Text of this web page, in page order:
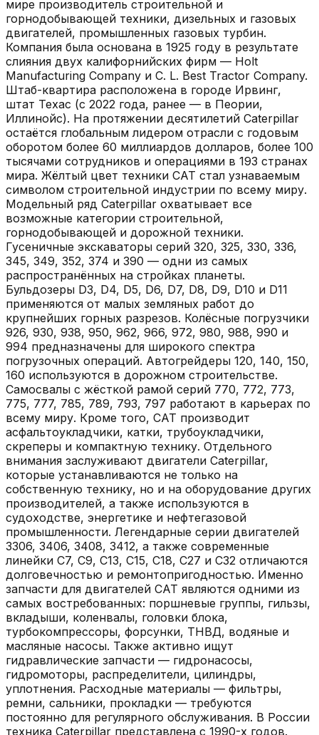
мире производитель строительной и
горнодобывающей техники, дизельных и газовых
двигателей, промышленных газовых турбин.
Компания была основана в 1925 году в результате
слияния двух калифорнийских фирм — Holt
Manufacturing Company и C. L. Best Tractor Company.
Штаб-квартира расположена в городе Ирвинг,
штат Техас (с 2022 года, ранее — в Пеории,
Иллинойс). На протяжении десятилетий Caterpillar
остаётся глобальным лидером отрасли с годовым
оборотом более 60 миллиардов долларов, более 100
тысячами сотрудников и операциями в 193 странах
мира. Жёлтый цвет техники CAT стал узнаваемым
символом строительной индустрии по всему миру.
Модельный ряд Caterpillar охватывает все
возможные категории строительной,
горнодобывающей и дорожной техники.
Гусеничные экскаваторы серий 320, 325, 330, 336,
345, 349, 352, 374 и 390 — одни из самых
распространённых на стройках планеты.
Бульдозеры D3, D4, D5, D6, D7, D8, D9, D10 и D11
применяются от малых земляных работ до
крупнейших горных разрезов. Колёсные погрузчики
926, 930, 938, 950, 962, 966, 972, 980, 988, 990 и
994 предназначены для широкого спектра
погрузочных операций. Автогрейдеры 120, 140, 150,
160 используются в дорожном строительстве.
Самосвалы с жёсткой рамой серий 770, 772, 773,
775, 777, 785, 789, 793, 797 работают в карьерах по
всему миру. Кроме того, CAT производит
асфальтоукладчики, катки, трубоукладчики,
скреперы и компактную технику. Отдельного
внимания заслуживают двигатели Caterpillar,
которые устанавливаются не только на
собственную технику, но и на оборудование других
производителей, а также используются в
судоходстве, энергетике и нефтегазовой
промышленности. Легендарные серии двигателей
3306, 3406, 3408, 3412, а также современные
линейки C7, C9, C13, C15, C18, C27 и C32 отличаются
долговечностью и ремонтопригодностью. Именно
запчасти для двигателей CAT являются одними из
самых востребованных: поршневые группы, гильзы,
вкладыши, коленвалы, головки блока,
турбокомпрессоры, форсунки, ТНВД, водяные и
масляные насосы. Также активно ищут
гидравлические запчасти — гидронасосы,
гидромоторы, распределители, цилиндры,
уплотнения. Расходные материалы — фильтры,
ремни, сальники, прокладки — требуются
постоянно для регулярного обслуживания. В России
техника Caterpillar представлена с 1990-х годов.